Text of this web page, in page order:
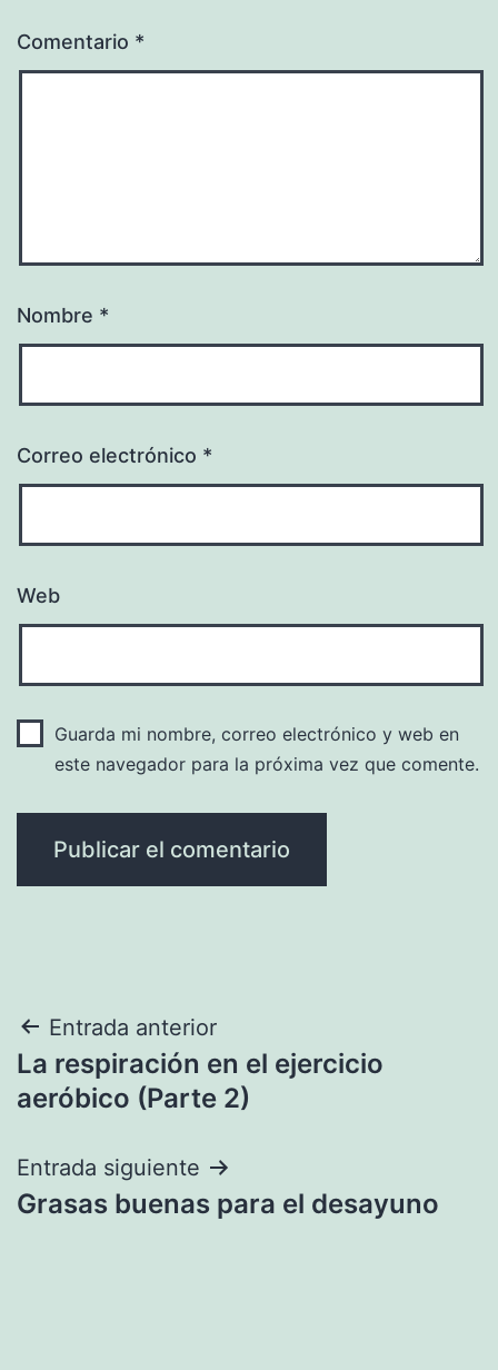
Comentario *
Nombre *
Correo electrónico *
Web
Guarda mi nombre, correo electrónico y web en
este navegador para la próxima vez que comente.
Navegación
de
Entrada anterior
La respiración en el ejercicio
aeróbico (Parte 2)
Entrada siguiente
Grasas buenas para el desayuno